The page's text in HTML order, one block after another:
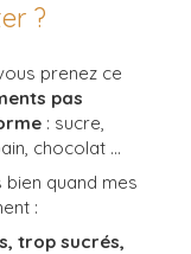
?
prenez ce
pas
: sucre,
chocolat ...
quand mes
:
trop sucrés,